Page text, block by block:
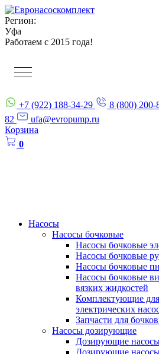
Регион:
Уфа
Работаем с 2015 года!
+7 (922) 188-34-29 8 (800) 200-
82
ufa@evropump.ru
Корзина
0
Насосы
Насосы бочковые
Насосы бочковые
Насосы бочковые
Насосы бочковые
Насосы бочковые
вязких жидкостей
Комплектующие
электрических
Запчасти для
Насосы дозирующие
Дозирующие
Дозирующие